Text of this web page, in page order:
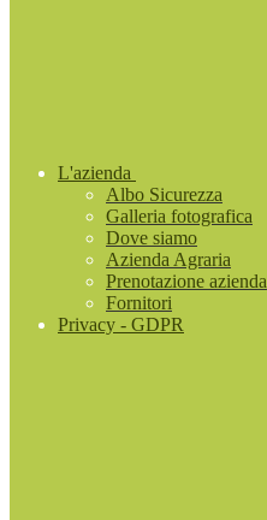
L'azienda
Albo Sicurezza
Galleria fotografica
Dove siamo
Azienda Agraria
Prenotazione azienda
Fornitori
Privacy - GDPR